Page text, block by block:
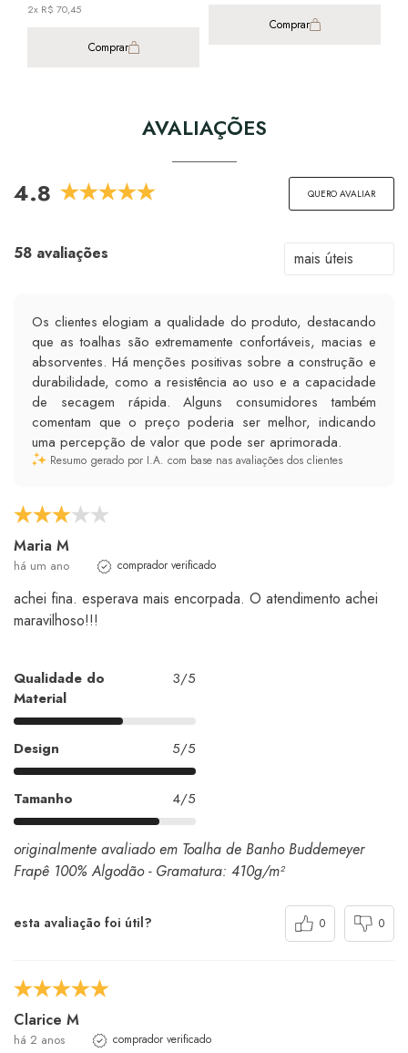
- Gramatura: 480 G/m²
2x R$ 70,45
Comprar
Comprar
AVALIAÇÕES
4.8 QUERO AVALIAR
58 avaliações
Os clientes elogiam a qualidade do produto, destacando
que as toalhas são extremamente confortáveis, macias e
absorventes. Há menções positivas sobre a construção e
durabilidade, como a resistência ao uso e a capacidade
de secagem rápida. Alguns consumidores também
comentam que o preço poderia ser melhor, indicando
uma percepção de valor que pode ser aprimorada.
Resumo gerado por I.A. com base nas avaliações dos clientes
Maria M
há um ano comprador verificado
achei fina. esperava mais encorpada. O atendimento achei
maravilhoso!!!
Qualidade do
Material
3/5
Design 5/5
Tamanho 4/5
originalmente avaliado em Toalha de Banho Buddemeyer
Frapê 100% Algodão - Gramatura: 410g/m²
esta avaliação foi útil? 0 0
Clarice M
há 2 anos comprador verificado